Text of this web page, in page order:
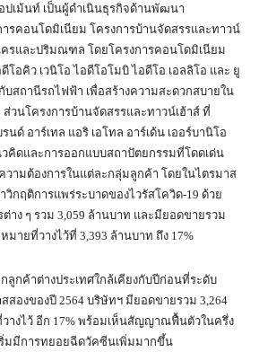
ปเม้นท์ เป็นผู้ดำเนินธุรกิจด้านพัฒนา
รคอนโดมิเนียม โครงการบ้านจัดสรรและทาวน์
ครและปริมณฑล โดยโครงการคอนโดมิเนียม
อคิว เวนิโอ ไอดีโอโมบิ ไอดีโอ เอลลิโอ และ ยู
บสถานีรถไฟฟ้า เพื่อสร้างความสะดวกสบายใน
วนโครงการบ้านจัดสรรและทาวน์เฮ้าส์ ที่
ด์ อาร์เทล แอริ เอโทล อาร์เด้น เออร์บานิโอ
คิดและการออกแบบสถาปัตยกรรมที่โดดเด่น
ามต้องการในแต่ละกลุ่มลูกค้า โดยในไตรมาส
วิกฤติการแพร่ระบาดของไวรัสโควิด-19 ด้วย
าง ๆ รวม 3,059 ล้านบาท และมียอดขายรวม
มายที่วางไว้ที่ 3,393 ล้านบาท ถึง 17%
กค้าต่างประเทศใกล้เคียงกับปีก่อนที่ระดับ
สองของปี 2564 บริษัทฯ มียอดขายรวม 3,264
างไว้ อีก 17% พร้อมเห็นสัญญาณฟื้นตัวในครึ่ง
มมีการทยอยฉีดวัคซีนเพิ่มมากขึ้น